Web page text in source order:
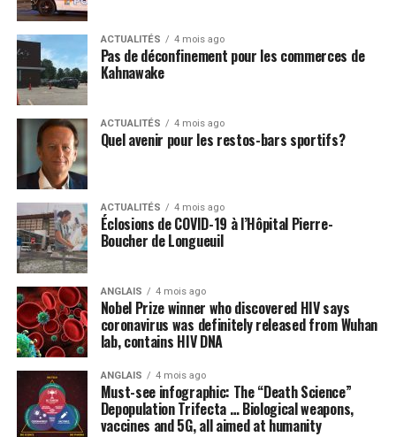
ACTUALITÉS 4 mois ago
Pas de déconfinement pour les commerces de
Kahnawake
ACTUALITÉS 4 mois ago
Quel avenir pour les restos-bars sportifs?
ACTUALITÉS 4 mois ago
Éclosions de COVID-19 à l’Hôpital Pierre-
Boucher de Longueuil
ANGLAIS 4 mois ago
Nobel Prize winner who discovered HIV says
coronavirus was definitely released from Wuhan
lab, contains HIV DNA
ANGLAIS 4 mois ago
Must-see infographic: The “Death Science”
Depopulation Trifecta … Biological weapons,
vaccines and 5G, all aimed at humanity